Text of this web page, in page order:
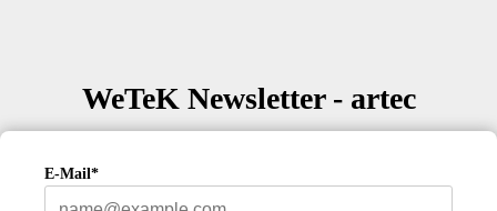
WeTeK Newsletter - artec
E-Mail*